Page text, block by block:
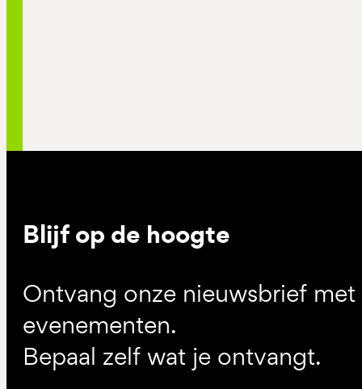
Blijf op de hoogte
Ontvang onze nieuwsbrief
evenementen.
Bepaal zelf wat je ontvangt.